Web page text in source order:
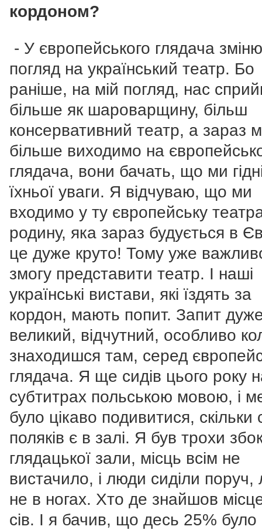
кордоном?
- У європейського глядача
погляд на український театр. Бо
раніше, на мій погляд, нас
більше як шароварщину, більш
консервативний театр, а зараз
більше виходимо на
глядача, вони бачать, що ми
їхньої уваги. Я відчуваю, що ми
входимо у ту європейську
родину, яка зараз будується в
це дуже круто! Тому уже
змогу представити театр. І наші
українські вистави, які їздять за
кордон, мають попит. Запит
великий, відчутний, особливо
знаходишся там, серед
глядача. Я ще сидів цього року
субтитрах польською мовою, і
було цікаво подивитися, скільки
поляків є в залі. Я був трохи
глядацької зали, місць всім не
вистачило, і люди сиділи поруч,
не в ногах. Хто де знайшов
сів. І я бачив, що десь 25% було